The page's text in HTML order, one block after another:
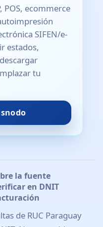
POS, ecommerce
SIFEN/e-
estados,
tu
la fuente
en DNIT
de RUC Paraguay